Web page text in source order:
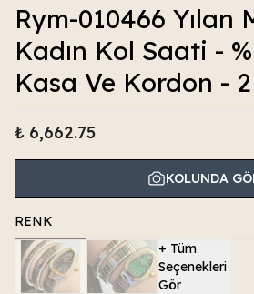
Rym-010466 Yılan
Kadın Kol Saati -
Kasa Ve Kordon -
₺ 6,662.75
KOLUNDA
RENK
+ Tüm
Seçenekleri
Gör